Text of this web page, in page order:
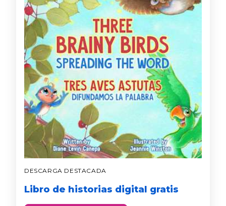
DESCARGA DESTACADA
Libro de historias digital gratis